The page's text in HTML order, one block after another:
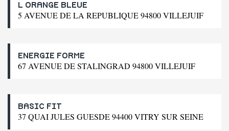
L ORANGE BLEUE
5 AVENUE DE LA REPUBLIQUE 94800 VILLEJUIF
ENERGIE FORME
67 AVENUE DE STALINGRAD 94800 VILLEJUIF
BASIC FIT
37 QUAI JULES GUESDE 94400 VITRY SUR SEINE